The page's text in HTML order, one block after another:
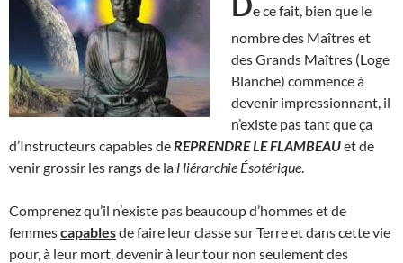
e ce fait, bien que le
nombre des Maîtres et
des Grands Maîtres (Loge
Blanche) commence à
devenir impressionnant, il
n’existe pas tant que ça
d’Instructeurs capables de REPRENDRE LE FLAMBEAUet de
venir grossir les rangs de la Hiérarchie Ésotérique
Comprenez qu’il n’existe pas beaucoup d’hommes et de
femmescapablesde faire leur classe sur Terre et dans cette vie
pour, à leur mort, devenir à leur tour non seulement des